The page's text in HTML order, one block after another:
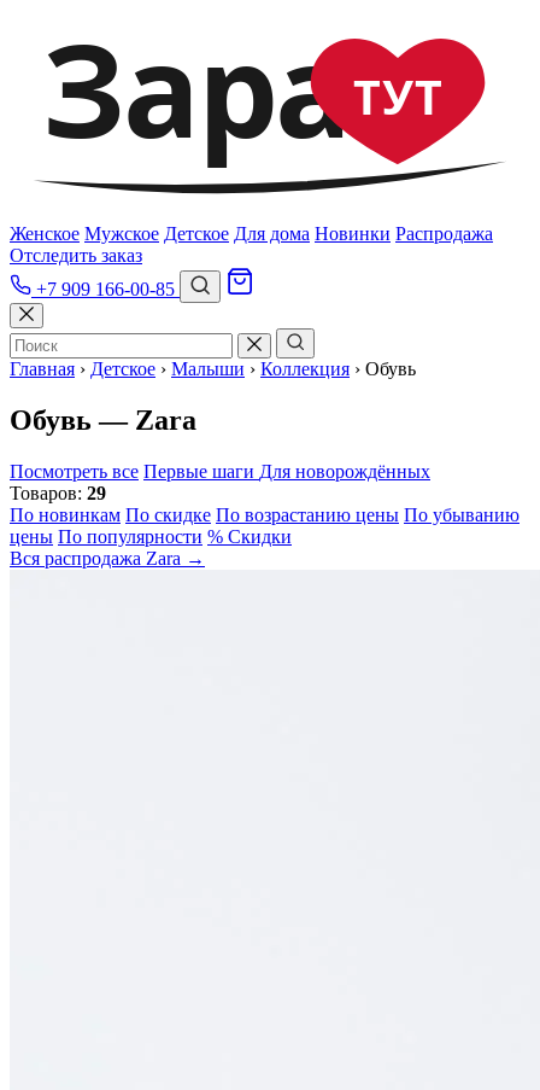
ЗараТУТ
Женское Мужское Детское Для дома Новинки Распродажа
Отследить заказ
+7 909 166-00-85
Главная › Детское › Малыши › Коллекция › Обувь
Обувь — Zara
Посмотреть все Первые шаги Для новорождённых
Товаров: 29
По новинкам По скидке По возрастанию цены По убыванию
цены По популярности % Скидки
Вся распродажа Zara →